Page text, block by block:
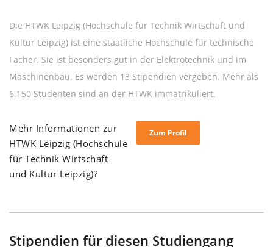
Die HTWK Leipzig (Hochschule für Technik Wirtschaft und
Kultur Leipzig) ist eine staatliche Hochschule für technische
Fächer. Sie ist besonders gut in der Elektrotechnik und im
Maschinenbau. Es werden 13 Stipendien vergeben. Mehr als
6.150 Studenten sind an der HTWK immatrikuliert.
Mehr Informationen zur
HTWK Leipzig (Hochschule
für Technik Wirtschaft
und Kultur Leipzig)?
Zum Profil
Stipendien für diesen Studiengang